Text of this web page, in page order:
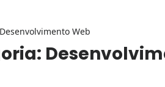
Desenvolvimento Web